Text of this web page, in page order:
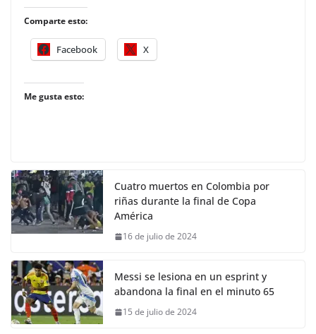
Comparte esto:
Facebook X
Me gusta esto:
Cuatro muertos en Colombia por
riñas durante la final de Copa
América
16 de julio de 2024
Messi se lesiona en un esprint y
abandona la final en el minuto 65
15 de julio de 2024